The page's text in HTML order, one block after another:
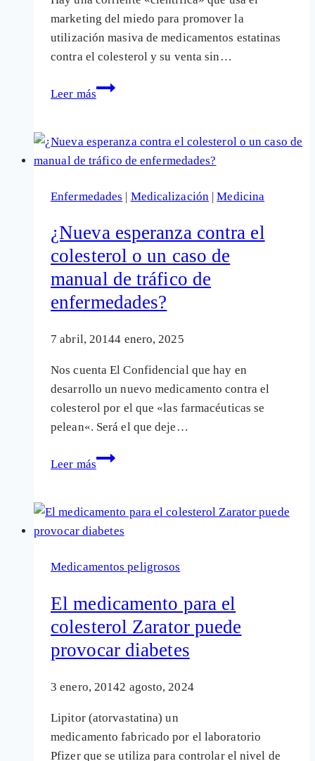
marketing del miedo para promover la
utilización masiva de medicamentos estatinas
contra el colesterol y su venta sin…
Leer más
¿Que
una
estatina
anticolesterol)
diario
porque
tengo
de
40
Enfermedades | Medicalización |Medicina
¿Nueva esperanza contra el
colesterol o un caso de
manual de tráfico de
enfermedades?
7 abril, 20144 enero, 2025
Nos cuenta El Confidencial que hay en
desarrollo un nuevo medicamento contra el
colesterol por el que «las farmacéuticas se
pelean«. Será el que deje…
Leer más
¿Nueva
el
colesterol
un
de
manual
de
de
Medicamentos peligrosos
El medicamento para el
colesterol Zarator puede
provocar diabetes
3 enero, 20142 agosto, 2024
Lipitor (atorvastatina) un
medicamento fabricado por el laboratorio
Pfizer que se utiliza para controlar el nivel de